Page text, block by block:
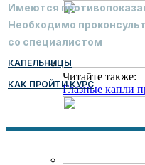
Читайте также:
Глазные капли
Имеются
Необходимо
со специалистом
КАПЕЛЬНИЦЫ
КАК ПРОЙТИ КУРС